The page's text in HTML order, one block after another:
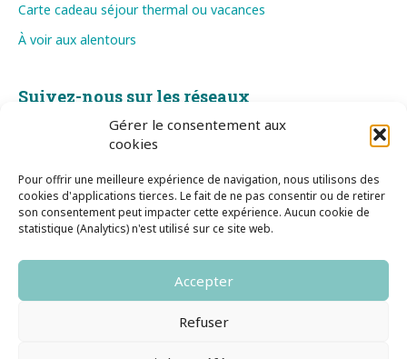
Gérer le consentement aux
cookies
Pour offrir une meilleure expérience de navigation, nous utilisons des
cookies d'applications tierces. Le fait de ne pas consentir ou de retirer
son consentement peut impacter cette expérience. Aucun cookie de
statistique (Analytics) n'est utilisé sur ce site web.
Accepter
Refuser
Carte cadeau séjour thermal ou vacances
À voir aux alentours
Suivez-nous sur les réseaux
S'inscrire à notre Newsletter
Hestia Locathermes © 2026